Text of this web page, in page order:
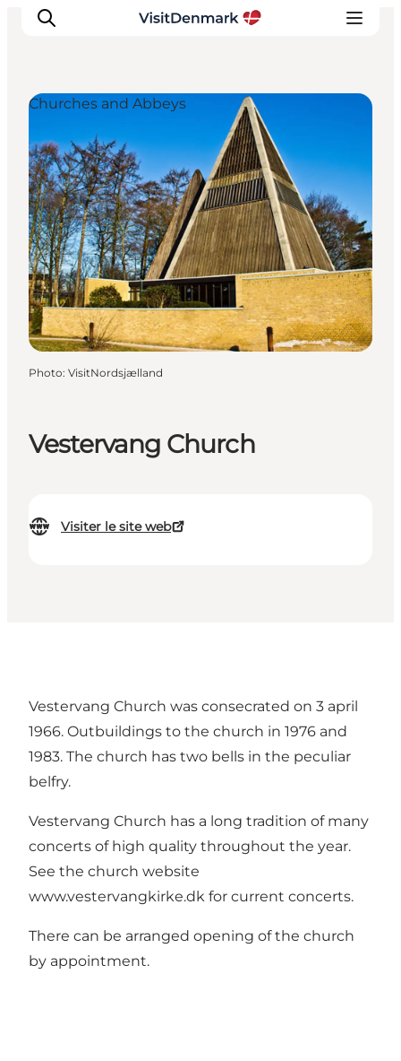
Inspirations
Destinations
Quoi faire
Hébergements
Planifiez votre voyage
Vestervang Church
Visiter le site web
Churches and Abbeys
Photo: VisitNordsjælland
Vestervang Church was consecrated on 3 april
1966. Outbuildings to the church in 1976 and
1983. The church has two bells in the peculiar
belfry.
Vestervang Church has a long tradition of many
concerts of high quality throughout the year.
See the church website
www.vestervangkirke.dk for current concerts.
There can be arranged opening of the church
by appointment.